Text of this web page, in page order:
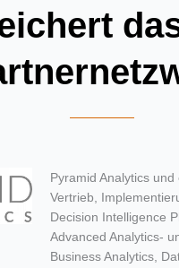
Pyramid Analytics
Vertrieb,
Decision Intelligence
Advanced Analytics-
Business Analytics,